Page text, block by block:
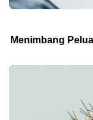
Menimbang